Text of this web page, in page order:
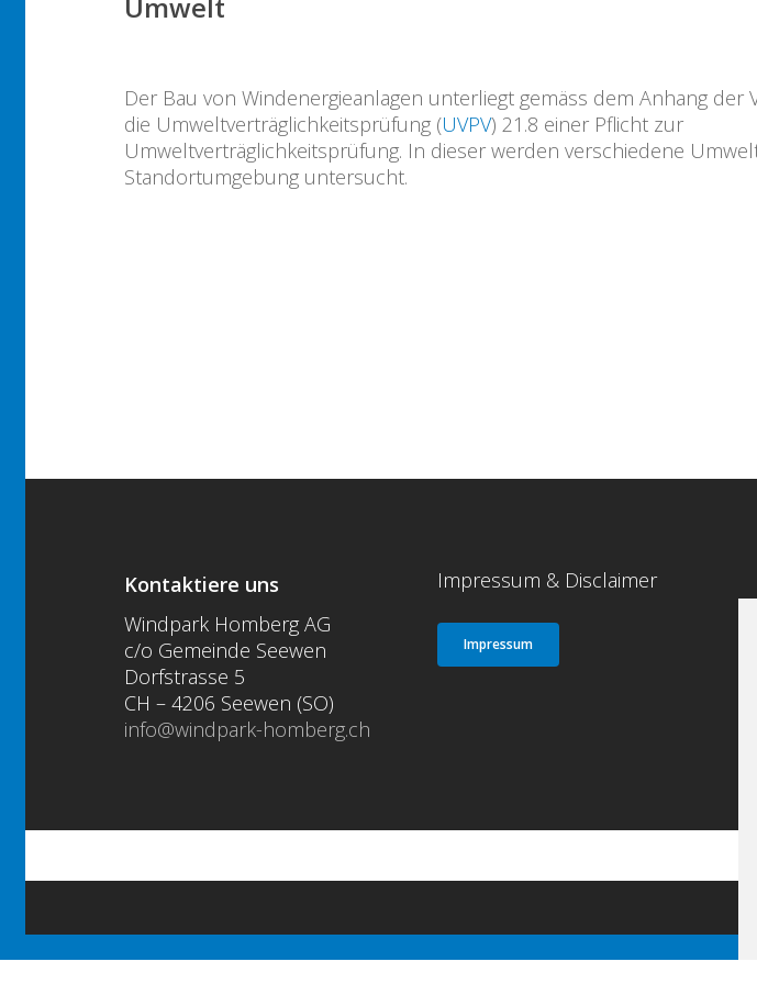
Der Bau von Windenergieanlagen unterliegt gemäss dem Anhang der
die Umweltverträglichkeitsprüfung (UVPV) 21.8 einer Pflicht zur
Umweltverträglichkeitsprüfung. In dieser werden verschiedene
Standortumgebung untersucht.
Kontaktiere uns
Windpark Homberg AG
c/o Gemeinde Seewen
Dorfstrasse 5
CH – 4206 Seewen (SO)
info@windpark-homberg.ch
Impressum & Disclaimer
Impressum